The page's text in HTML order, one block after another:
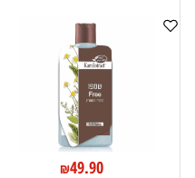
₪49.90